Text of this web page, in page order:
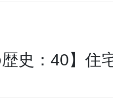
歴史：40】住